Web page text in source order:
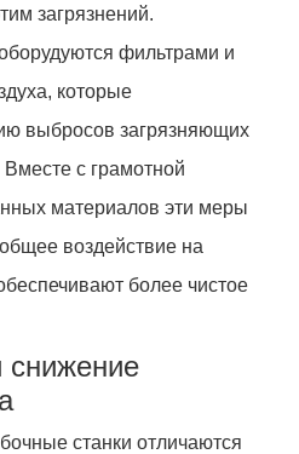
загрязнений.
фильтрами и
которые
выбросов загрязняющих
с грамотной
материалов эти меры
воздействие на
более чистое
снижение
станки отличаются